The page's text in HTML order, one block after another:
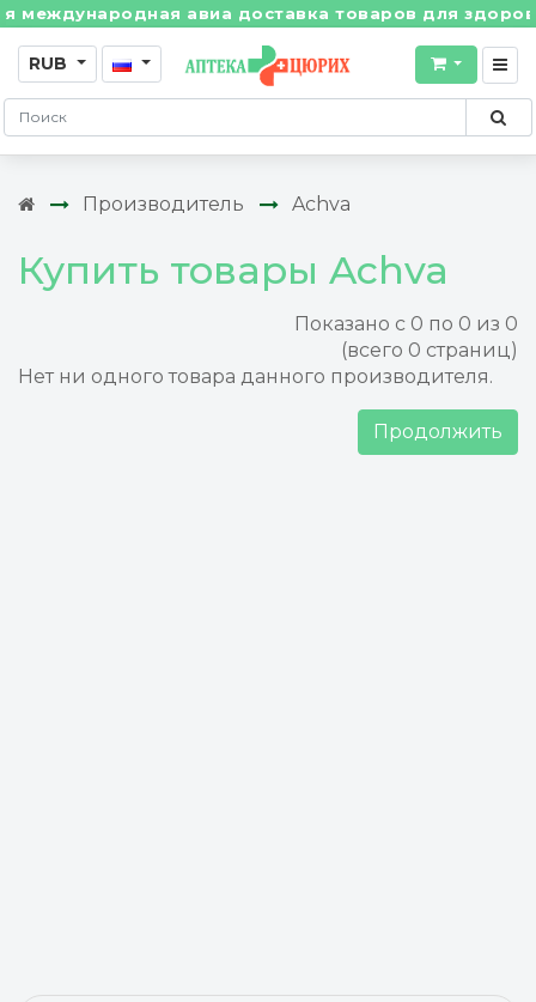
авиа доставка товаров для
RUB
Производитель Achva
Купить товары Achva
Показано с 0 по 0 из 0
(всего 0 страниц)
Нет ни одного товара данного производителя.
Продолжить